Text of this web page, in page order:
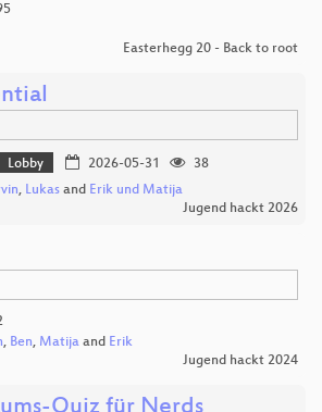
Easterhegg 20 - Back to root
Lobby 2026-05-31
38
, Lukas and Erik und Matija
Jugend hackt 2026
, Ben, Matija and Erik
Jugend hackt 2024